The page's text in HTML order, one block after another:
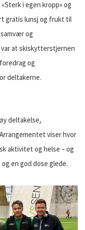
i egen kropp» og
gratis lunsj og frukt til
og
at skiskytterstjernen
og
deltakerne.
deltakelse,
viser hvor
aktivitet og helse – og
en god dose glede.